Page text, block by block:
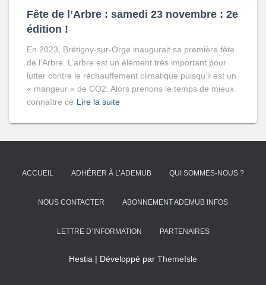
Fête de l’Arbre : samedi 23 novembre : 2e
édition !
En 2023, Brétigny-sur-Orge inaugurait sa première fête
de l’Arbre. L’arbre est un élément très important pour
lutter contre le réchauffement climatique puisqu’il est un
« mangeur » de CO2. Alors prenons le temps de mieux
connaître ce Lire la suite
ACCUEIL ADHÉRER À L’ADEMUB QUI SOMMES-NOUS ?
NOUS CONTACTER ABONNEMENT ADEMUB INFOS
LETTRE D’INFORMATION PARTENAIRES
Hestia | Développé par ThemeIsle